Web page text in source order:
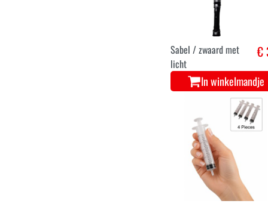
Sabel / zwaard met
licht
€
In winkelmandje